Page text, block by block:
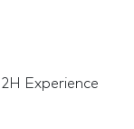
Experience